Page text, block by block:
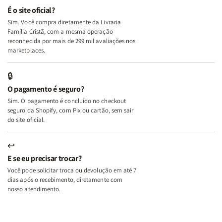
e
Deus
+
A
Mulher
Lar
+
A
Lar
É o site oficial?
Sim. Você compra diretamente da Livraria
Família Cristã, com a mesma operação
reconhecida por mais de 299 mil avaliações nos
marketplaces.
🔒
O pagamento é seguro?
Sim. O pagamento é concluído no checkout
seguro da Shopify, com Pix ou cartão, sem sair
do site oficial.
↩
E se eu precisar trocar?
Você pode solicitar troca ou devolução em até 7
dias após o recebimento, diretamente com
nosso atendimento.